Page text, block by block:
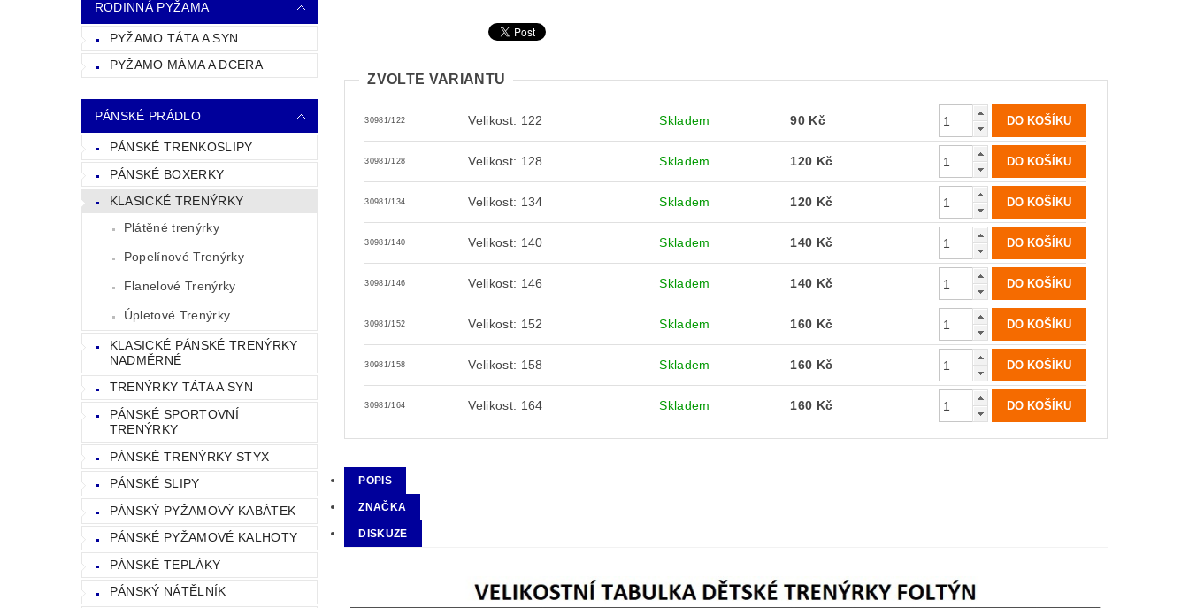
RODINNÁ PYŽAMA
PYŽAMO TÁTA A SYN
PYŽAMO MÁMA A DCERA
PÁNSKÉ PRÁDLO
PÁNSKÉ TRENKOSLIPY
PÁNSKÉ BOXERKY
KLASICKÉ TRENÝRKY
Plátěné trenýrky
Popelínové Trenýrky
Flanelové Trenýrky
Úpletové Trenýrky
KLASICKÉ PÁNSKÉ TRENÝRKY
NADMĚRNÉ
TRENÝRKY TÁTA A SYN
PÁNSKÉ SPORTOVNÍ
TRENÝRKY
PÁNSKÉ TRENÝRKY STYX
PÁNSKÉ SLIPY
PÁNSKÝ PYŽAMOVÝ KABÁTEK
PÁNSKÉ PYŽAMOVÉ KALHOTY
PÁNSKÉ TEPLÁKY
PÁNSKÝ NÁTĚLNÍK
ZVOLTE VARIANTU
30981/122 Velikost: 122 Skladem 90 Kč
30981/128 Velikost: 128 Skladem 120 Kč
30981/134 Velikost: 134 Skladem 120 Kč
30981/140 Velikost: 140 Skladem 140 Kč
30981/146 Velikost: 146 Skladem 140 Kč
30981/152 Velikost: 152 Skladem 160 Kč
30981/158 Velikost: 158 Skladem 160 Kč
30981/164 Velikost: 164 Skladem 160 Kč
POPIS
ZNAČKA
DISKUZE